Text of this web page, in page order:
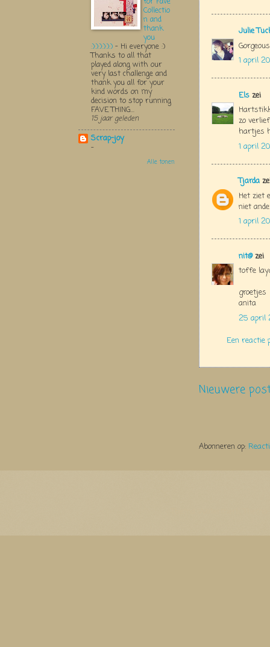
Julie
1 april
Els zei
zo
hartjes
1 april
Tjarda
Het ziet
niet
1 april
nit@zei
toffe
groetjes
anita
25 april
Een reactie
Nieuwere
Abonneren op:
Collectio
n and
thank
you
:):):):):):) - Hi everyone :)
Thanks to all that
played along with our
very last challenge and
thank you all for your
kind words on my
decision to stop running
FAVE THING...
15 jaar geleden
Scrap-joy
-
Alle tonen